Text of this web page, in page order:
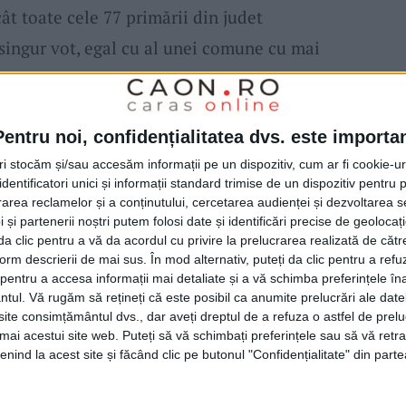
noi, confidențialitatea dvs. este
stocăm și/sau accesăm informații pe un dispozitiv, cum ar fi cookie-
unici și informații standard trimise de un dispozitiv pentru
reclamelor și a conținutului, cercetarea audienței și dezvoltarea
și partenerii noștri putem folosi date și identificări precise de
clic pentru a vă da acordul cu privire la prelucrarea realizată de
descrierii de mai sus. În mod alternativ, puteți da clic pentru a
a accesa informații mai detaliate și a vă schimba preferințele
Vă rugăm să rețineți că este posibil ca anumite prelucrări ale
consimțământul dvs., dar aveți dreptul de a refuza o astfel de
acestui site web. Puteți să vă schimbați preferințele sau să vă
la acest site și făcând clic pe butonul "Confidențialitate" din
toate cele 77 primării din judet
vot, egal cu al unei comune cu mai
în condițiile în care CJCS are prinși în
Intercom Deșeuridoar 20.000 lei, conform
de 30 de ori mai mare, ci doar de 15 ori,
lei pentru forul județean, votată deprimarii
a dezmorţit dintr-o tăcere monumentală)
buget alADI Intercom Deșeuripe 2022, prin